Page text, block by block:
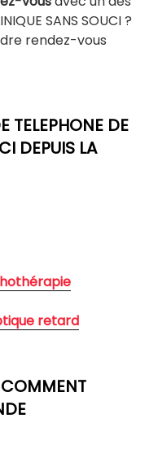
SANS SOUCI ?
rendez-vous
TELEPHONE DE
DEPUIS LA
retard